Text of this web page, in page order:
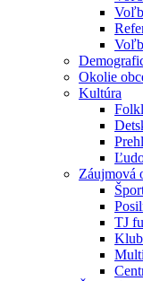
Okolie
Kultúra
Záujmová
TJ